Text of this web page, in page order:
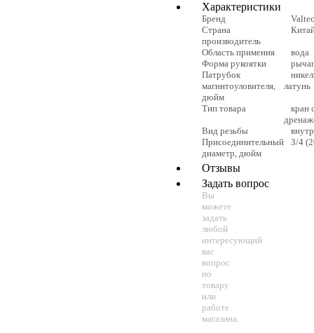
Характеристики
Бренд
Valtec
Страна
производитель
Область примения
вода
Форма рукоятки
рычаг
Патрубок
магнитоуловителя,
дюйм
латунь
Тип товара
кран
Вид резьбы
Присоединительный
диаметр, дюйм
3/4
Отзывы
Задать вопрос
Вы
можете
задать
любой
интересующий
вас
вопрос
по
товару
или
работе
магазина.